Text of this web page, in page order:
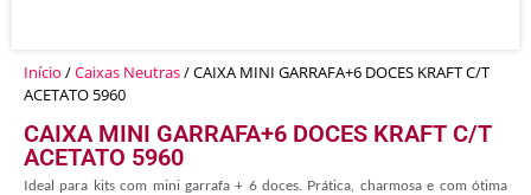
Início /Caixas Neutras/ CAIXA MINI GARRAFA+6 DOCES KRAFT C/T
ACETATO 5960
CAIXA MINI GARRAFA+6 DOCES KRAFT C/T
ACETATO 5960
Ideal para kits com mini garrafa + 6 doces. Prática, charmosa e com ótima